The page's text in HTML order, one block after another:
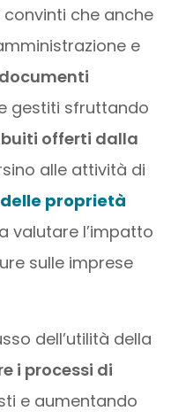
che anche
e
gestiti sfruttando
offerti dalla
alle attività di
proprietà
valutare l’impatto
sulle imprese
dell’utilità della
i processi di
e aumentando